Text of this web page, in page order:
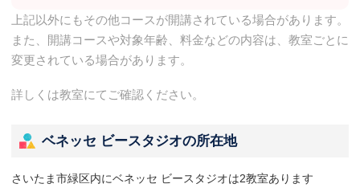
上記以外にもその他コースが開講されている場合があります。
また、開講コースや対象年齢、料金などの内容は、教室ごとに
変更されている場合があります。
詳しくは教室にてご確認ください。
ベネッセ ビースタジオの所在地
さいたま市緑区内にベネッセ ビースタジオは2教室あります